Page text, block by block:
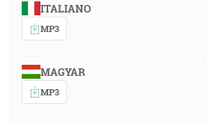
ITALIANO
MP3
MAGYAR
MP3